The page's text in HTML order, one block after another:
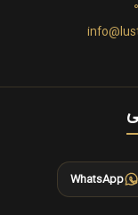
WhatsApp